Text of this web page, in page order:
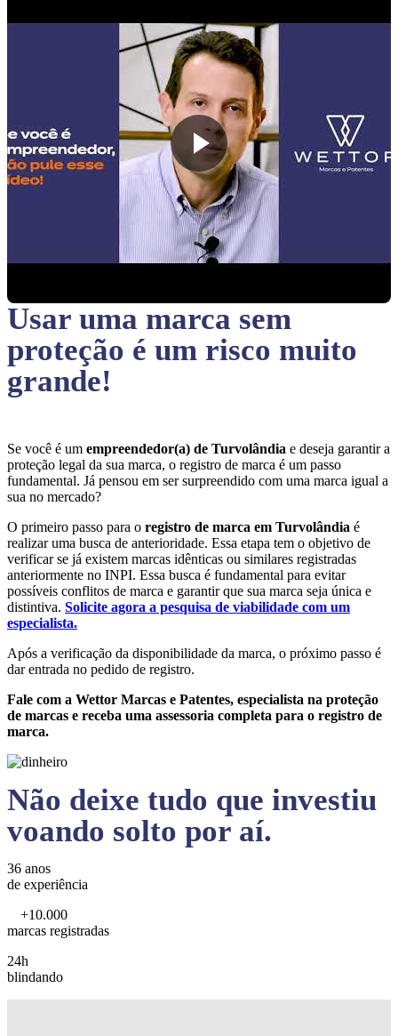
Usar uma marca sem
proteção é um risco muito
grande!
Se você é um empreendedor(a) de Turvolândia e deseja garantir a
proteção legal da sua marca, o registro de marca é um passo
fundamental. Já pensou em ser surpreendido com uma marca igual a
sua no mercado?
O primeiro passo para o registro de marca em Turvolândia é
realizar uma busca de anterioridade. Essa etapa tem o objetivo de
verificar se já existem marcas idênticas ou similares registradas
anteriormente no INPI. Essa busca é fundamental para evitar
possíveis conflitos de marca e garantir que sua marca seja única e
distintiva. Solicite agora a pesquisa de viabilidade com um
especialista.
Após a verificação da disponibilidade da marca, o próximo passo é
dar entrada no pedido de registro.
Fale com a Wettor Marcas e Patentes, especialista na proteção
de marcas e receba uma assessoria completa para o registro de
marca.
Não deixe tudo que investiu
voando solto por aí.
36 anos
de experiência
+10.000
marcas registradas
24h
blindando